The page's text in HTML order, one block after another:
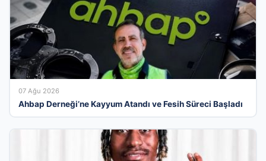
07 Ağu 2026
Ahbap Derneği’ne Kayyum Atandı ve Fesih Süreci Başladı